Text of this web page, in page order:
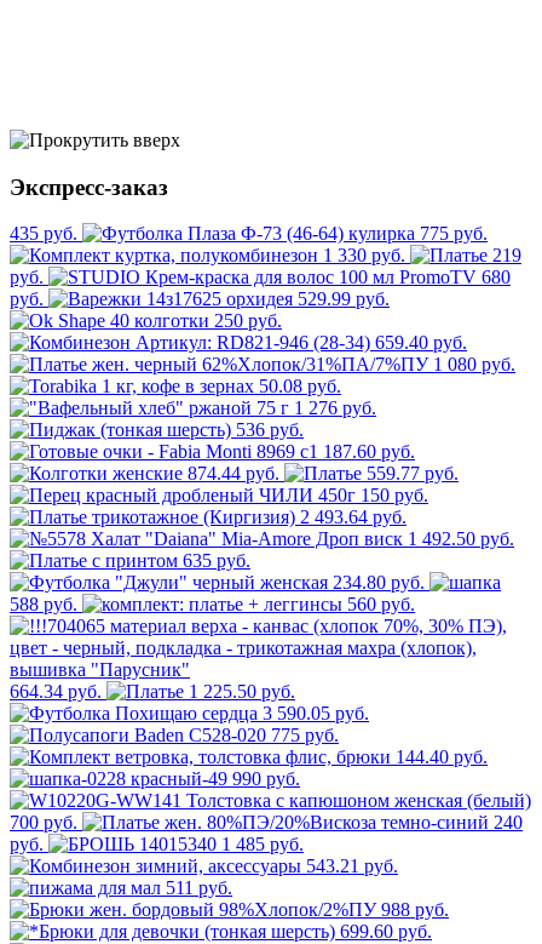
Экспресс-заказ
435 руб.
775 руб.
1 330 руб.
219
руб.
680
руб.
529.99 руб.
250 руб.
659.40 руб.
1 080 руб.
50.08 руб.
1 276 руб.
536 руб.
187.60 руб.
874.44 руб.
559.77 руб.
150 руб.
2 493.64 руб.
1 492.50 руб.
635 руб.
234.80 руб.
588 руб.
560 руб.
664.34 руб.
1 225.50 руб.
3 590.05 руб.
775 руб.
144.40 руб.
990 руб.
700 руб.
240
руб.
1 485 руб.
543.21 руб.
511 руб.
988 руб.
699.60 руб.